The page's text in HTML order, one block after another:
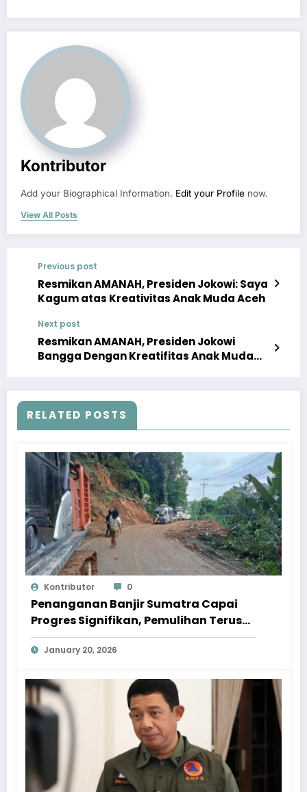
Kontributor
Add your Biographical Information. Edit your Profile now.
View All Posts
Previous post
Resmikan AMANAH, Presiden Jokowi: Saya
Kagum atas Kreativitas Anak Muda Aceh
Next post
Resmikan AMANAH, Presiden Jokowi
Bangga Dengan Kreatifitas Anak Muda
RELATED POSTS
Kontributor 0
Penanganan Banjir Sumatra Capai
Progres Signifikan, Pemulihan Terus
Dipercepat
January 20, 2026